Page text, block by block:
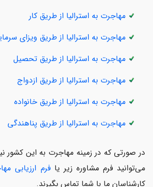
مهاجرت به استرالیا از طریق کار
مهاجرت به استرالیا از طریق ویزای
مهاجرت به استرالیا از طریق تحصیل
مهاجرت به استرالیا از طریق ازدواج
مهاجرت به استرالیا از طریق خانواده
مهاجرت به استرالیا از طریق پناهندگی
در صورتی که در زمینه مهاجرت به این کشور
می‌توانید فرم مشاوره زیر یافرم ارزیابی
کارشناسان ما با شما تماس بگیرند.